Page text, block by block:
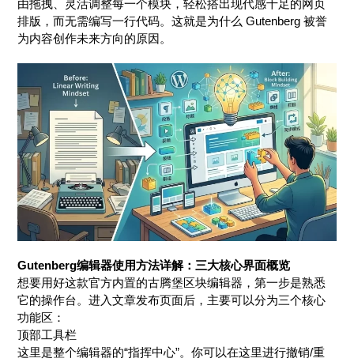
由拖拽、灵活调整每一个模块，轻松搭出现代感十足的网页
排版，而无需编写一行代码。这就是为什么 Gutenberg 被誉
为内容创作未来方向的原因。
Gutenberg编辑器使用方法详解：三大核心界面概览
想要用好这款官方内置的古腾堡区块编辑器，第一步是熟悉
它的操作台。进入文章发布页面后，主要可以分为三个核心
功能区：
顶部工具栏
这里是整个编辑器的“指挥中心”。你可以在这里进行撤销/重